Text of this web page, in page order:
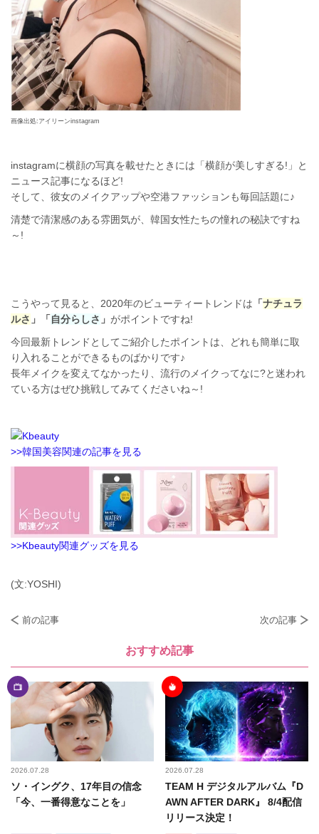
画像出処:アイリーンinstagram
instagramに横顔の写真を載せたときには「横顔が美しすぎる!」と
ニュース記事になるほど!
そして、彼女のメイクアップや空港ファッションも毎回話題に♪
清楚で清潔感のある雰囲気が、韓国女性たちの憧れの秘訣ですね
～!
こうやって見ると、2020年のビューティートレンドは 「 ナチュラ
ルさ 」「 自分らしさ 」 がポイントですね!
今回最新トレンドとしてご紹介したポイントは、どれも簡単に取
り入れることができるものばかりです♪
長年メイクを変えてなかったり、流行のメイクってなに?と迷われ
ている方はぜひ挑戦してみてくださいね～!
>>韓国美容関連の記事を見る
>>Kbeauty関連グッズを見る
(文:YOSHI)
前の記事 次の記事
おすすめ記事
2026.07.28
ソ・イングク、17年目の信念
「今、一番得意なことを」
2026.07.28
TEAM H デジタルアルバム『D
AWN AFTER DARK』 8/4配信
リリース決定！